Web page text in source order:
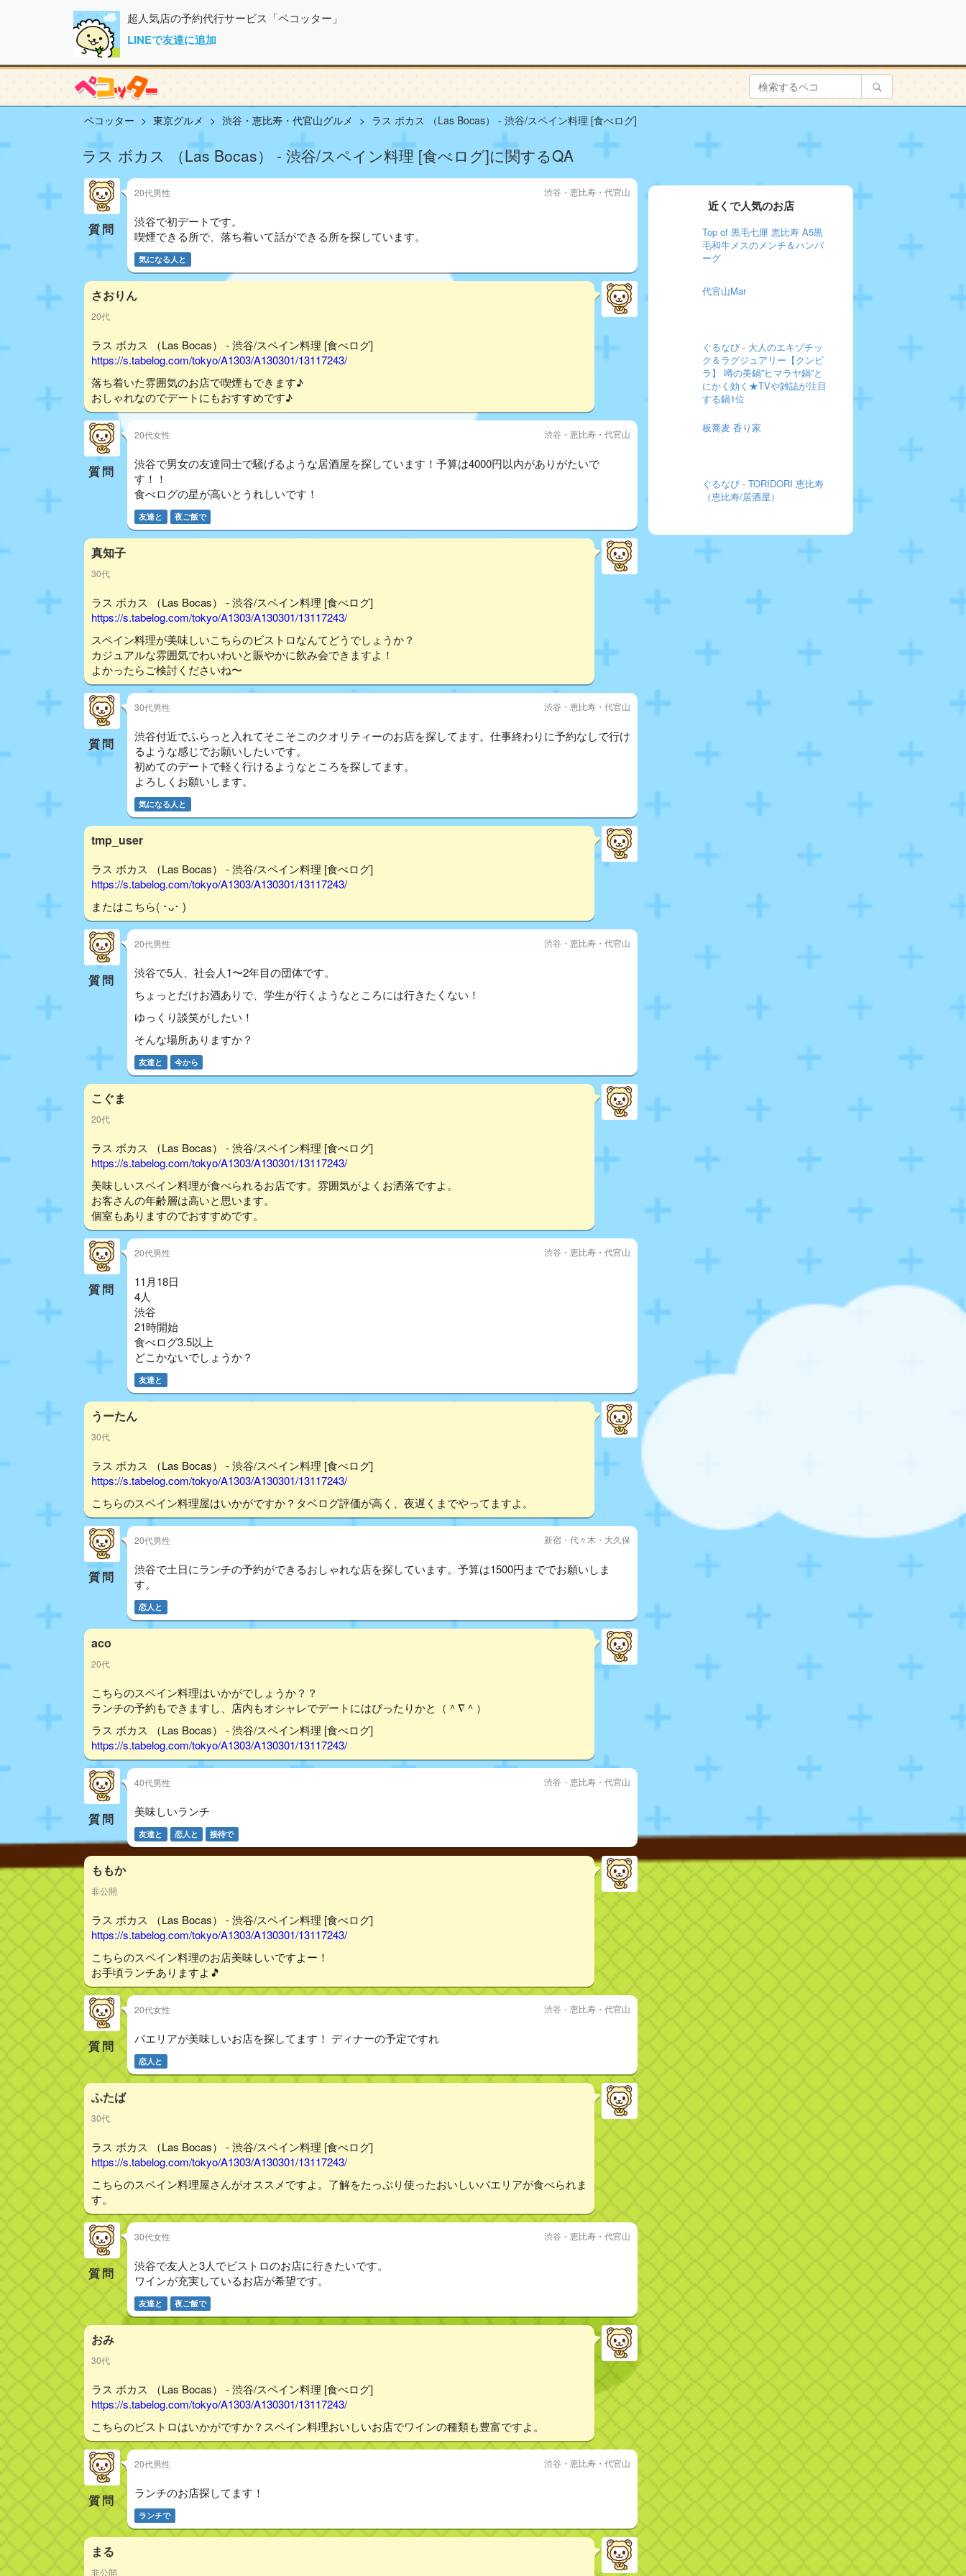
超人気店の予約代行サービス「ペコッター」
LINEで友達に追加
ペコッター 東京グルメ 渋谷・恵比寿・代官山グルメ ラス ボカス （Las Bocas） - 渋谷/スペイン料理 [食べログ]
ラス ボカス （Las Bocas） - 渋谷/スペイン料理 [食べログ]に関するQA
質問
20代男性 渋谷・恵比寿・代官山
渋谷で初デートです。
喫煙できる所で、落ち着いて話ができる所を探しています。
気になる人と
さおりん
20代
ラス ボカス （Las Bocas） - 渋谷/スペイン料理 [食べログ]
https://s.tabelog.com/tokyo/A1303/A130301/13117243/
落ち着いた雰囲気のお店で喫煙もできます♪
おしゃれなのでデートにもおすすめです♪
質問
20代女性 渋谷・恵比寿・代官山
渋谷で男女の友達同士で騒げるような居酒屋を探しています！予算は4000円以内がありがたいで
す！！
食べログの星が高いとうれしいです！
友達と 夜ご飯で
真知子
30代
ラス ボカス （Las Bocas） - 渋谷/スペイン料理 [食べログ]
https://s.tabelog.com/tokyo/A1303/A130301/13117243/
スペイン料理が美味しいこちらのビストロなんてどうでしょうか？
カジュアルな雰囲気でわいわいと賑やかに飲み会できますよ！
よかったらご検討くださいね〜
質問
30代男性 渋谷・恵比寿・代官山
渋谷付近でふらっと入れてそこそこのクオリティーのお店を探してます。仕事終わりに予約なしで行け
るような感じでお願いしたいです。
初めてのデートで軽く行けるようなところを探してます。
よろしくお願いします。
気になる人と
tmp_user
ラス ボカス （Las Bocas） - 渋谷/スペイン料理 [食べログ]
https://s.tabelog.com/tokyo/A1303/A130301/13117243/
またはこちら( ･ᴗ･ )
質問
20代男性 渋谷・恵比寿・代官山
渋谷で5人、社会人1〜2年目の団体です。
ちょっとだけお酒ありで、学生が行くようなところには行きたくない！
ゆっくり談笑がしたい！
そんな場所ありますか？
友達と 今から
こぐま
20代
ラス ボカス （Las Bocas） - 渋谷/スペイン料理 [食べログ]
https://s.tabelog.com/tokyo/A1303/A130301/13117243/
美味しいスペイン料理が食べられるお店です。雰囲気がよくお洒落ですよ。
お客さんの年齢層は高いと思います。
個室もありますのでおすすめです。
質問
20代男性 渋谷・恵比寿・代官山
11月18日
4人
渋谷
21時開始
食べログ3.5以上
どこかないでしょうか？
友達と
うーたん
30代
ラス ボカス （Las Bocas） - 渋谷/スペイン料理 [食べログ]
https://s.tabelog.com/tokyo/A1303/A130301/13117243/
こちらのスペイン料理屋はいかがですか？タベログ評価が高く、夜遅くまでやってますよ。
質問
20代男性 新宿・代々木・大久保
渋谷で土日にランチの予約ができるおしゃれな店を探しています。予算は1500円まででお願いしま
す。
恋人と
aco
20代
こちらのスペイン料理はいかがでしょうか？？
ランチの予約もできますし、店内もオシャレでデートにはぴったりかと（＾∇＾）
ラス ボカス （Las Bocas） - 渋谷/スペイン料理 [食べログ]
https://s.tabelog.com/tokyo/A1303/A130301/13117243/
質問
40代男性 渋谷・恵比寿・代官山
美味しいランチ
友達と 恋人と 接待で
ももか
非公開
ラス ボカス （Las Bocas） - 渋谷/スペイン料理 [食べログ]
https://s.tabelog.com/tokyo/A1303/A130301/13117243/
こちらのスペイン料理のお店美味しいですよー！
お手頃ランチありますよ🎵
質問
20代女性 渋谷・恵比寿・代官山
パエリアが美味しいお店を探してます！ ディナーの予定ですれ
恋人と
ふたば
30代
ラス ボカス （Las Bocas） - 渋谷/スペイン料理 [食べログ]
https://s.tabelog.com/tokyo/A1303/A130301/13117243/
こちらのスペイン料理屋さんがオススメですよ。了解をたっぷり使ったおいしいパエリアが食べられま
す。
質問
30代女性 渋谷・恵比寿・代官山
渋谷で友人と3人でビストロのお店に行きたいです。
ワインが充実しているお店が希望です。
友達と 夜ご飯で
おみ
30代
ラス ボカス （Las Bocas） - 渋谷/スペイン料理 [食べログ]
https://s.tabelog.com/tokyo/A1303/A130301/13117243/
こちらのビストロはいかがですか？スペイン料理おいしいお店でワインの種類も豊富ですよ。
質問
20代男性 渋谷・恵比寿・代官山
ランチのお店探してます！
ランチで
まる
非公開
近くで人気のお店
Top of 黒毛七厘 恵比寿 A5黒
毛和牛メスのメンチ＆ハンバ
ーグ
代官山Mar
ぐるなび - 大人のエキゾチッ
ク＆ラグジュアリー【クンビ
ラ】 噂の美鍋”ヒマラヤ鍋”と
にかく効く★TVや雑誌が注目
する鍋1位
板蕎麦 香り家
ぐるなび - TORIDORI 恵比寿
（恵比寿/居酒屋）